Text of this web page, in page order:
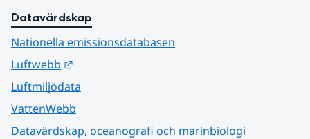
Datavärdskap
Nationella emissionsdatabasen
Luftwebb
Luftmiljödata
VattenWebb
Datavärdskap, oceanografi och marinbiologi